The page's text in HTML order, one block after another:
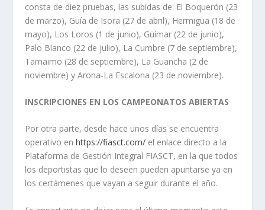
consta de diez pruebas, las subidas de: El Boquerón (23
de marzo), Guía de Isora (27 de abril), Hermigua (18 de
mayo), Los Loros (1 de junio), Güímar (22 de junio),
Palo Blanco (22 de julio), La Cumbre (7 de septiembre),
Tamaimo (28 de septiembre), La Guancha (2 de
noviembre) y Arona-La Escalona (23 de noviembre).
INSCRIPCIONES EN LOS CAMPEONATOS ABIERTAS
Por otra parte, desde hace unos días se encuentra
operativo enhttps://fiasct.com/ el enlace directo a la
Plataforma de Gestión Integral FIASCT, en la que todos
los deportistas que lo deseen pueden apuntarse ya en
los certámenes que vayan a seguir durante el año.